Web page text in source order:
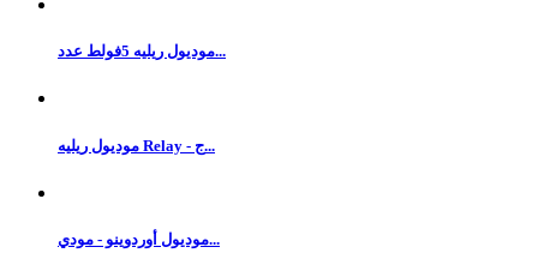
موديول ريليه 5فولط عدد...
موديول ريليه Relay - ج...
موديول أوردوينو - مودي...